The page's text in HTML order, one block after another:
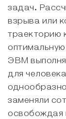
задач.
взрыва или
траекторию
ЭВМ
для
заменяли
освобождая